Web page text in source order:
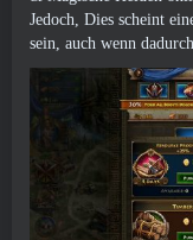
Jedoch, Dies scheint
sein, auch wenn